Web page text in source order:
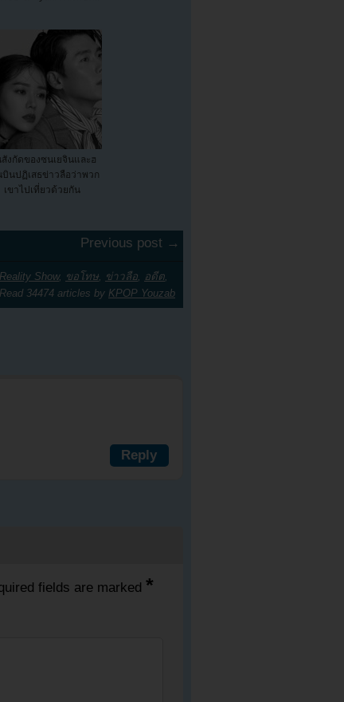
งกัดของซนเยจินและฮ
บินปฏิเสธข่าวลือว่าพวก
เขาไปเที่ยวด้วยกัน
Previous post →
Show, ขอโทษ ข่าวลือ อดีต
Read 34474 articles by KPOP Youzab
Reply
fields are marked *